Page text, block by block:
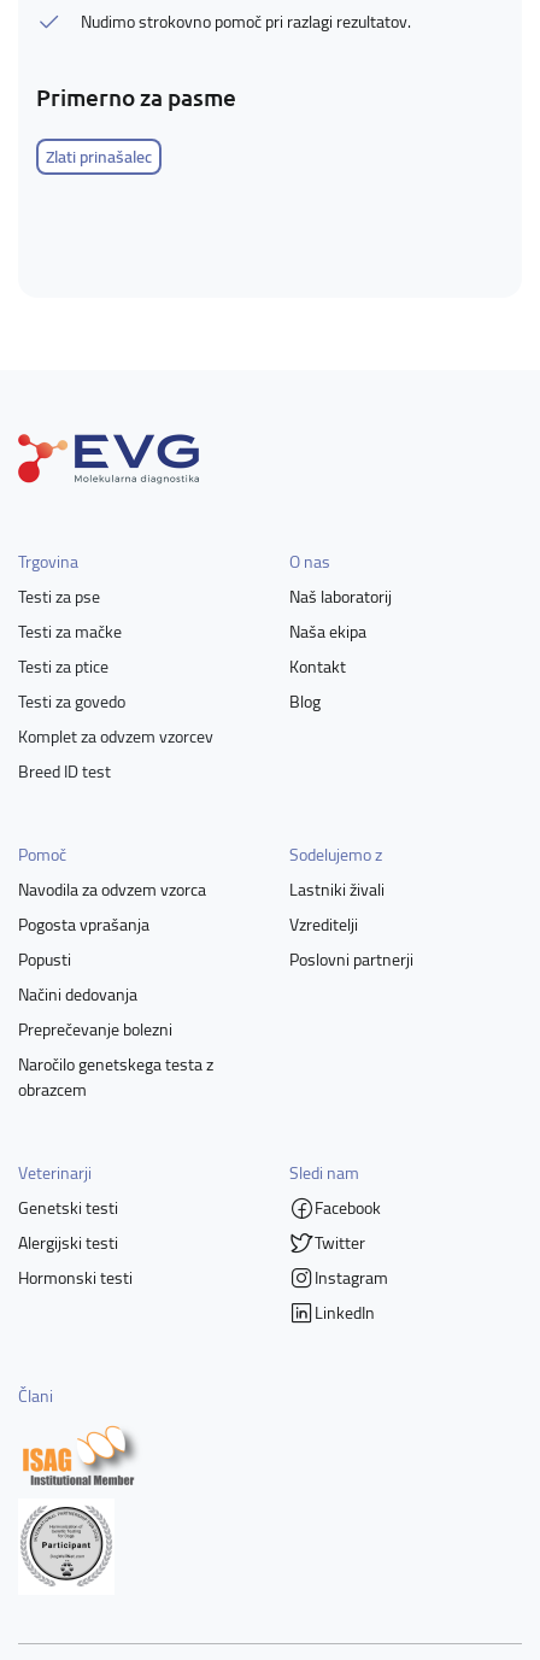
Nudimo strokovno pomoč pri razlagi rezultatov.
Primerno za pasme
Zlati prinašalec
Trgovina
Testi za pse
Testi za mačke
Testi za ptice
Testi za govedo
Komplet za odvzem vzorcev
Breed ID test
O nas
Naš laboratorij
Naša ekipa
Kontakt
Blog
Pomoč
Navodila za odvzem vzorca
Pogosta vprašanja
Popusti
Načini dedovanja
Preprečevanje bolezni
Naročilo genetskega testa z
obrazcem
Sodelujemo z
Lastniki živali
Vzreditelji
Poslovni partnerji
Veterinarji
Genetski testi
Alergijski testi
Hormonski testi
Sledi nam
Facebook
Twitter
Instagram
LinkedIn
Člani